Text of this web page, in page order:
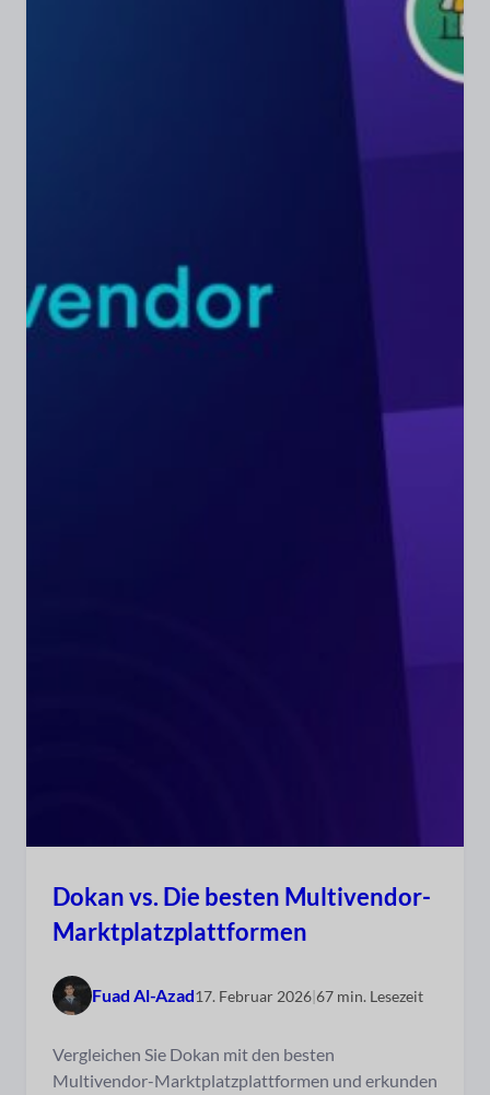
Dokan vs. Die besten Multivendor-
Marktplatzplattformen
Fuad Al-Azad17. Februar 2026|67 min. Lesezeit
Vergleichen Sie Dokan mit den besten
Multivendor-Marktplatzplattformen und erkunden